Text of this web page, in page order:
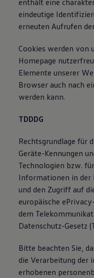
enthält eine
eindeutige
erneuten Aufrufen
Cookies werden von
Homepage
Elemente unserer
Browser auch nach
werden kann.
TDDDG
Rechtsgrundlage für
Geräte-Kennungen
Technologien bzw.
Informationen in der
und den Zugriff auf
europäische
dem
Datenschutz-Gesetz
Bitte beachten Sie,
die Verarbeitung der
erhobenen